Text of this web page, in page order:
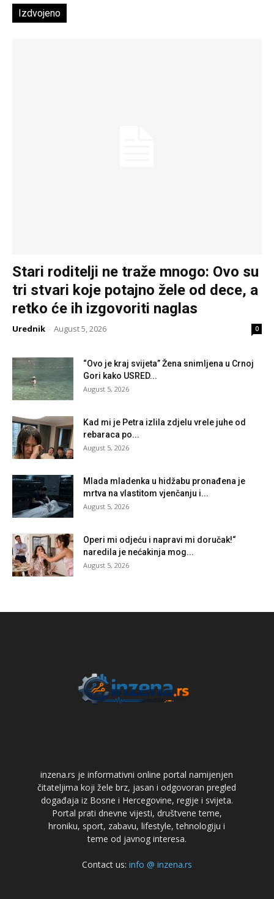
Izdvojeno
Stari roditelji ne traže mnogo: Ovo su
tri stvari koje potajno žele od dece, a
retko će ih izgovoriti naglas
Urednik - August 5, 2026 0
“Ovo je kraj svijeta” Žena snimljena u Crnoj
Gori kako USRED...
August 5, 2026
Kad mi je Petra izlila zdjelu vrele juhe od
rebaraca po...
August 5, 2026
Mlada mladenka u hidžabu pronađena je
mrtva na vlastitom vjenčanju i...
August 5, 2026
Operi mi odjeću i napravi mi doručak!“
naredila je nećakinja mog...
August 5, 2026
inzena.rs je informativni online portal namijenjen
čitateljima koji žele brz, jasan i odgovoran pregled
događaja iz Bosne i Hercegovine, regije i svijeta.
Portal prati dnevne vijesti, društvene teme,
hroniku, sport, zabavu, lifestyle, tehnologiju i
teme od javnog interesa.
Contact us: info @ inzena.rs